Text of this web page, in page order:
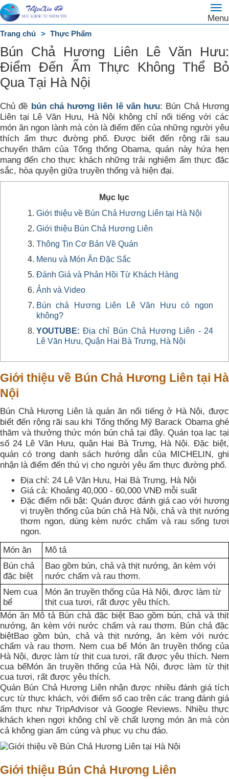
Menu
Trang
chủ
DANH
MỤC
Trang chủ Thực Phẩm
Bún Chả Hương Liên Lê Văn Hưu:
Điểm Đến Ẩm Thực Không Thể Bỏ
Qua Tại Hà Nội
Chủ đề bún chả hương liên lê văn hưu: Bún Chả Hương
Liên tại Lê Văn Hưu, Hà Nội không chỉ nổi tiếng với các
món ăn ngon lành mà còn là điểm đến của những người yêu
thích ẩm thực đường phố. Được biết đến rộng rãi sau
chuyến thăm của Tổng thống Obama, quán này hứa hẹn
mang đến cho thực khách những trải nghiệm ẩm thực đặc
sắc, hòa quyện giữa truyền thống và hiện đại.
Mục lục
Giới thiệu về Bún Chả Hương Liên tại Hà Nội
Giới thiệu Bún Chả Hương Liên
Thông Tin Cơ Bản Về Quán
Menu và Món Ăn Đặc Sắc
Đánh Giá và Phản Hồi Từ Khách Hàng
Ảnh và Video
Bún chả Hương Liên Lê Văn Hưu có ngon
không?
YOUTUBE:Địa chỉ Bún Chả Hương Liên - 24
Lê Văn Hưu, Quận Hai Bà Trưng, Hà Nội
Giới thiệu về Bún Chả Hương Liên tại Hà
Nội
Bún Chả Hương Liên là quán ăn nổi tiếng ở Hà Nội, được
biết đến rộng rãi sau khi Tổng thống Mỹ Barack Obama ghé
thăm và thưởng thức món bún chả tại đây. Quán tọa lạc tại
số 24 Lê Văn Hưu, quận Hai Bà Trưng, Hà Nội. Đặc biệt,
quán có trong danh sách hướng dẫn của MICHELIN, ghi
nhận là điểm đến thú vị cho người yêu ẩm thực đường phố.
Địa chỉ: 24 Lê Văn Hưu, Hai Bà Trưng, Hà Nội
Giá cả: Khoảng 40,000 - 60,000 VNĐ mỗi suất
Đặc điểm nổi bật: Quán được đánh giá cao với hương
vị truyền thống của bún chả Hà Nội, chả và thịt nướng
thơm ngon, dùng kèm nước chấm và rau sống tươi
ngon.
Món ăn
Mô tả
Bún chả
đặc biệt
Bao gồm bún, chả và thịt nướng, ăn kèm với
nước chấm và rau thơm.
Nem cua
bể
Món ăn truyền thống của Hà Nội, được làm từ
thịt cua tươi, rất được yêu thích.
Món ăn Mô tả Bún chả đặc biệt Bao gồm bún, chả và thịt
nướng, ăn kèm với nước chấm và rau thơm. Bún chả đặc
biệtBao gồm bún, chả và thịt nướng, ăn kèm với nước
chấm và rau thơm. Nem cua bể Món ăn truyền thống của
Hà Nội, được làm từ thịt cua tươi, rất được yêu thích. Nem
cua bểMón ăn truyền thống của Hà Nội, được làm từ thịt
cua tươi, rất được yêu thích.
Quán Bún Chả Hương Liên nhận được nhiều đánh giá tích
cực từ thực khách, với điểm số cao trên các trang đánh giá
ẩm thực như TripAdvisor và Google Reviews. Nhiều thực
khách khen ngợi không chỉ về chất lượng món ăn mà còn
cả không gian ấm cúng và phục vụ chu đáo.
Giới thiệu Bún Chả Hương Liên